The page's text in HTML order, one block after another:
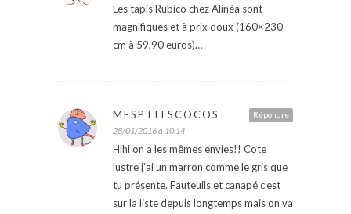
Les tapis Rubico chez Alinéa sont
magnifiques et à prix doux (160×230
cm à 59,90 euros)…
Répondre
MESPTITSCOCOS
28/01/2016 à 10:14
Hihi on a les mêmes envies!! Cote
lustre j’ai un marron comme le gris que
tu présente. Fauteuils et canapé c’est
sur la liste depuis longtemps mais on va